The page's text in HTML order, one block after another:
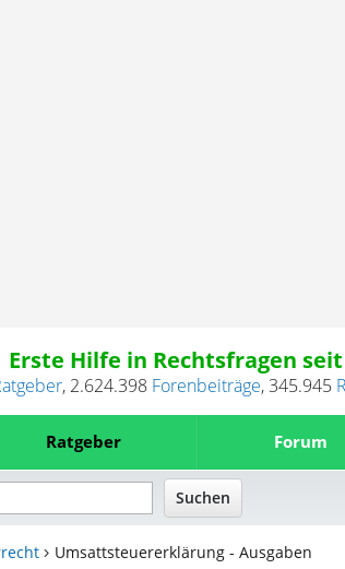
Erste Hilfe in Rechtsfragen seit
, 2.624.398 Forenbeiträge,345.945
Ratgeber Forum
Umsattsteuererklärung - Ausgaben